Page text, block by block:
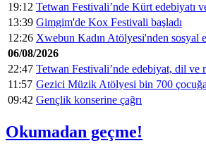
19:12 Tetwan Festivali’nde Kürt edebiyatı
13:39 Gimgim'de Kox Festivali başladı
12:26 Xwebun Kadın Atölyesi'nden sosyal
06/08/2026
22:47 Tetwan Festivali’nde edebiyat, dil ve
11:57 Gezici Müzik Atölyesi bin 700 çocuğa
09:42 Gençlik konserine çağrı
Okumadan geçme!